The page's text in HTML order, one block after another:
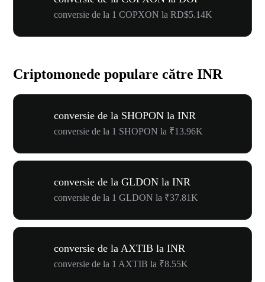
conversie de la 1 COPXON la RD$5.14K
Criptomonede populare către INR
conversie de la SHOPON la INR
conversie de la 1 SHOPON la ₹13.96K
conversie de la GLDON la INR
conversie de la 1 GLDON la ₹37.81K
conversie de la AXTIB la INR
conversie de la 1 AXTIB la ₹8.55K